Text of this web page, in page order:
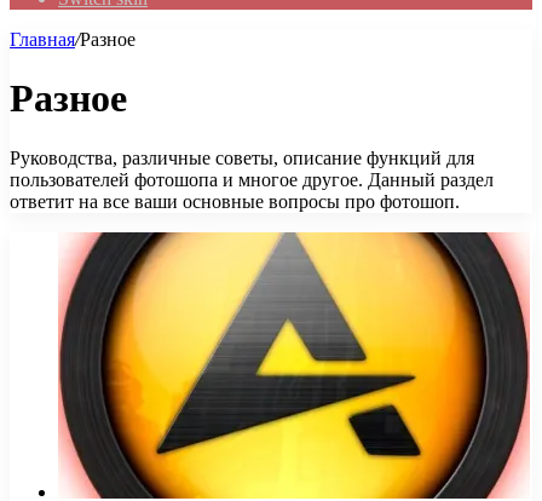
Главная/Разное
Разное
Руководства, различные советы, описание функций для
пользователей фотошопа и многое другое. Данный раздел
ответит на все ваши основные вопросы про фотошоп.